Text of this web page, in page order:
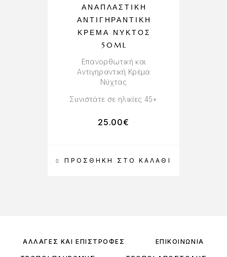
ΠΡΟΣΘΉΚΗ ΣΤΟ ΚΑΛΆΘΙ
ΑΝΑΠΛΑΣΤΙΚΉ
ΑΝΤΙΓΗΡΑΝΤΙΚΉ
ΚΡΈΜΑ ΝΥΚΤΌΣ
50ML
Επανορθωτική και
Αντιγηραντική Κρέμα
Νύχτας
Συνιστάτε σε ηλικίες 45+
25.00€
ΑΛΛΑΓΈΣ ΚΑΙ ΕΠΙΣΤΡΟΦΈΣ ΕΠΙΚΟΙΝΩΝΊΑ